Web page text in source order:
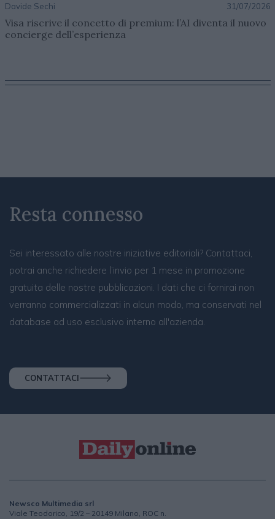
Davide Sechi 31/07/2026
Visa riscrive il concetto di premium: l’AI diventa il nuovo
concierge dell’esperienza
Resta connesso
Sei interessato alle nostre iniziative editoriali? Contattaci,
potrai anche richiedere l’invio per 1 mese in promozione
gratuita delle nostre pubblicazioni. I dati che ci fornirai non
verranno commercializzati in alcun modo, ma conservati nel
database ad uso esclusivo interno all'azienda.
CONTATTACI
Newsco Multimedia srl
Viale Teodorico, 19/2 – 20149 Milano, ROC n.